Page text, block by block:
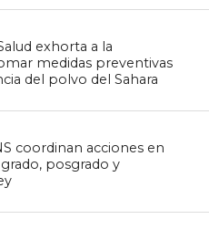
exhorta a la
medidas preventivas
del polvo del Sahara
coordinan acciones en
posgrado y